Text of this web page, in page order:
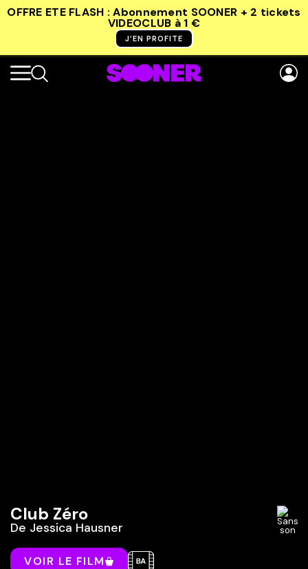
OFFRE ETE FLASH : Abonnement SOONER + 2 tickets
VIDEOCLUB à 1 €
J’EN PROFITE
Club Zéro
De Jessica Hausner
VOIR LE FILM